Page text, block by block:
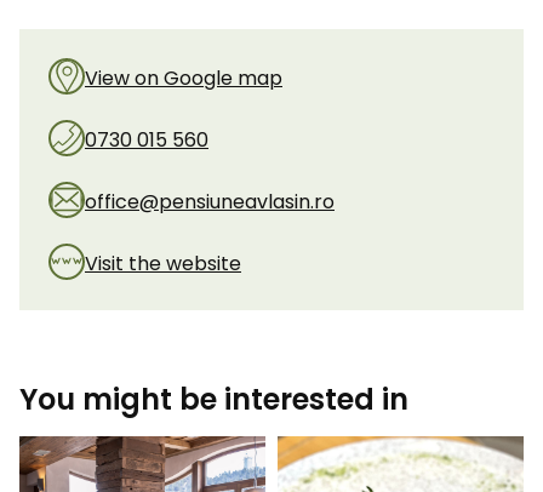
View on Google map
0730 015 560
office@pensiuneavlasin.ro
Visit the website
You might be interested in